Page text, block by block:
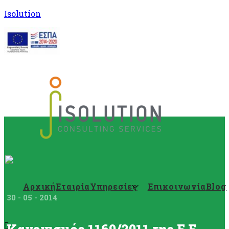
Isolution
ΑρχικήΕταιρίαΥπηρεσίες ΕπικοινωνίαBlog
30 - 05 - 2014